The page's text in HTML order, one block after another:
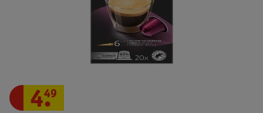
4.
49